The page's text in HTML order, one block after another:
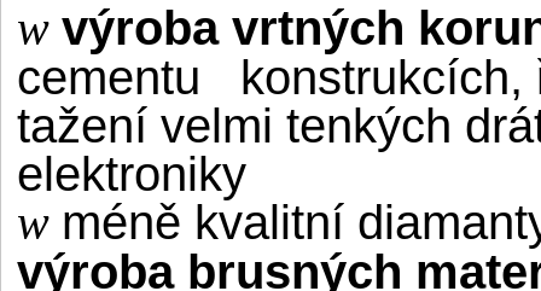
w výroba vrtných
cementu konstrukcích,
tažení velmi tenkých
elektroniky
w méně kvalitní
výroba brusných